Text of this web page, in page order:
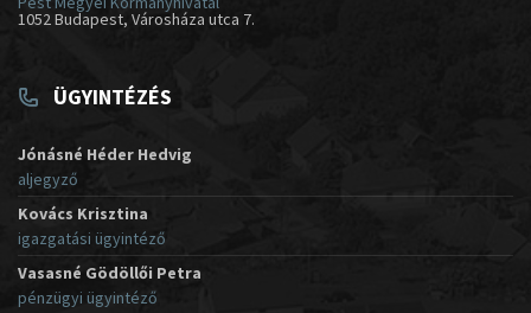
1052 Budapest, Városháza utca 7.
ÜGYINTÉZÉS
Jónásné Héder Hedvig
aljegyző
Kovács Krisztina
igazgatási ügyintéző
Vasasné Gödöllői Petra
pénzügyi ügyintéző